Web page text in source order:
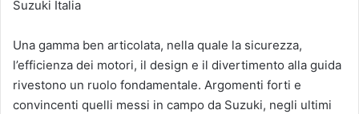
Suzuki Italia
Una gamma ben articolata, nella quale la sicurezza,
l’efficienza dei motori, il design e il divertimento alla guida
rivestono un ruolo fondamentale. Argomenti forti e
convincenti quelli messi in campo da Suzuki, negli ultimi